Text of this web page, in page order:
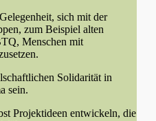
sich mit der
zum Beispiel alten
Menschen mit
Solidarität in
sein.
Projektideen entwickeln, die